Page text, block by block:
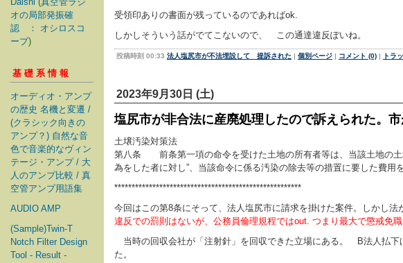
オの局部発振確
認 ： オシロスコ
ープ)
基礎系情報
オーディオ・アンプ
の歴史 名機と変遷 /
(クラシック向きの
アンプ？) 自然な音
色で音楽的なヴィン
テージ・アンプ / 大
人のアンプ比較 / 真
空管アンプ用語集
AUDIO AMP
(Sample)Twin-T
Notch Filter Design
Tool - Result -
受領印ありの書面が残っているのであればok.
しかしそういう話がでてこないので、 この通達違反ぽいね。
投稿時刻 00:33 法人塩尻市が不法埋設して 提訴された | 個別ページ | コメント (0) | トラ
2023年9月30日 (土)
塩尻市が非合法に産廃処理したので訴えられた。
土壌汚染対策法
第八条 前条第一項の命令を受けた土地の所有者等は、当該土地の土
為をした者に対し”、当該命令に係る汚染の除去等の措置に要した費用
******************************************************
今回はこの第8条にそって、法人塩尻市に請求を掛けた案件。しかし法
違反での罰則はないが、公務員倫理規程ではout. つまり最大で懲戒免職
当時の回収会社が「注射針」を回収できた立場にある。 B法人払下
た。